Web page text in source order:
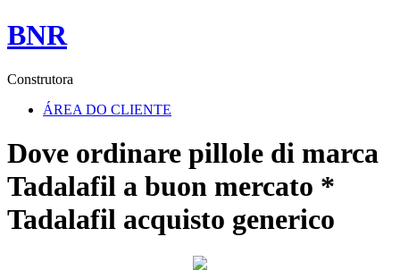
BNR
Construtora
ÁREA DO CLIENTE
Dove ordinare pillole di marca
Tadalafil a buon mercato *
Tadalafil acquisto generico